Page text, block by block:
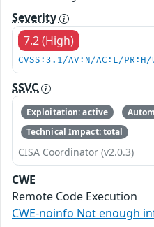
Severity
7.2 (High)
CVSS:3.1/AV:N/AC:L/
SSVC
Exploitation: active
Technical Impact: total
CISA Coordinator (v2.0.3)
CWE
Remote Code Execution
CWE-noinfo Not enough